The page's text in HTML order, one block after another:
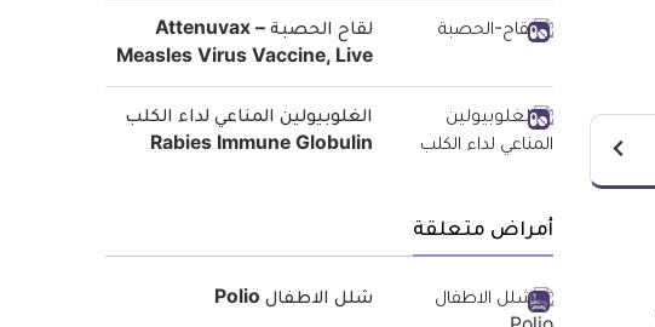
لقاح الحصبة Attenuvax –
Measles Virus Vaccine, Live
الغلوبيولين المناعي لداء الكلب
Rabies Immune Globulin
أمراض متعلقة
شلل الاطفال Polio